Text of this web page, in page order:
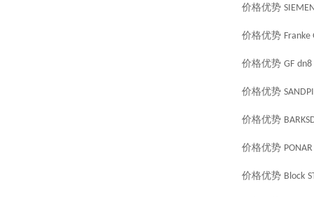
价格优势
价格优势 Franke
价格优势 GF dn8
价格优势
价格优势
价格优势 PONAR
价格优势 Block